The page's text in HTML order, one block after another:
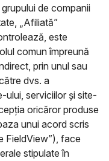
de companii
„Afiliată”
este
comun împreună
prin unul sau
dvs. a
ului, serviciilor și site-
oricăror produse
unui acord scris
FieldView”), face
stipulate în